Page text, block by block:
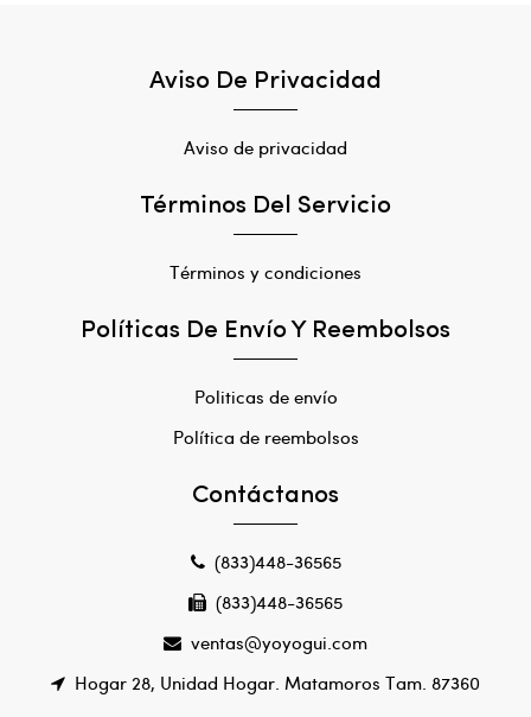
Aviso De Privacidad
Aviso de privacidad
Términos Del Servicio
Términos y condiciones
Políticas De Envío Y Reembolsos
Politicas de envío
Política de reembolsos
Contáctanos
(833)448-36565
(833)448-36565
ventas@yoyogui.com
Hogar 28, Unidad Hogar. Matamoros Tam. 87360